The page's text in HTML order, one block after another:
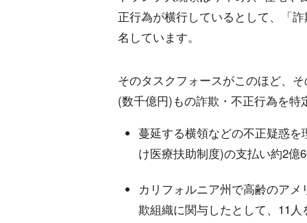
正行為が横行しているとして、「
名しています。
そのタスクフォースがこのほど、
(数千億円)もの詐欺・不正行為を
蔓延する横領などの不正疑惑
け医療扶助制度)の支払い約2億
カリフォルニア州で高齢のア
欺組織に関与したとして、11人